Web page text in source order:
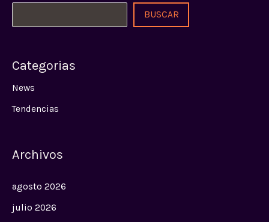
BUSCAR
Categorias
News
Tendencias
Archivos
agosto 2026
julio 2026